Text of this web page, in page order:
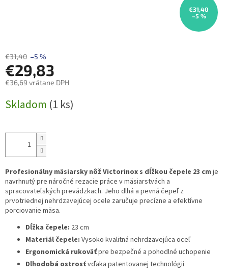
€31,40
–5 %
€31,40 –5 %
€29,83
€36,69 vrátane DPH
cena:
Skladom (1 ks)
Profesionálny mäsiarsky nôž Victorinox s dĺžkou čepele 23 cm je
navrhnutý pre náročné rezacie práce v mäsiarstvách a
spracovateľských prevádzkach. Jeho dlhá a pevná čepeľ z
prvotriednej nehrdzavejúcej ocele zaručuje precízne a efektívne
porciovanie mäsa.
Dĺžka čepele: 23 cm
Materiál čepele: Vysoko kvalitná nehrdzavejúca oceľ
Ergonomická rukoväťpre bezpečné a pohodlné uchopenie
Dlhodobá ostrosťvďaka patentovanej technológii